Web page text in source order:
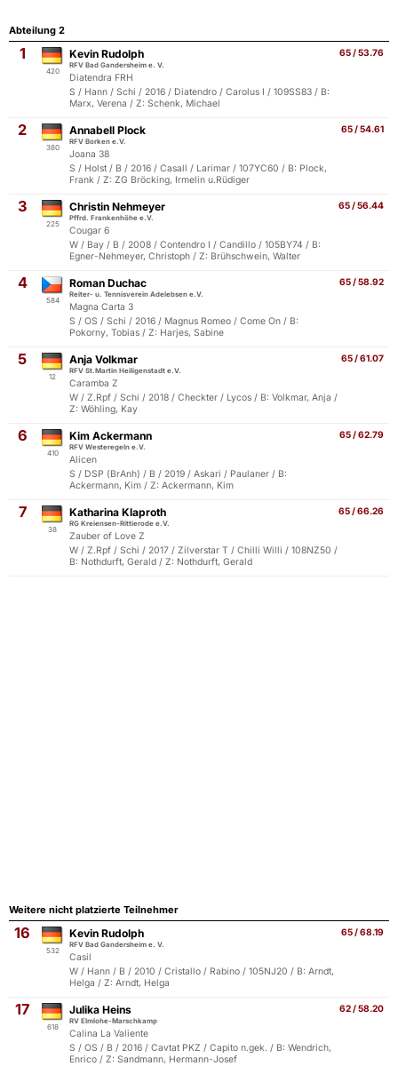
Abteilung 2
1
420
65 / 53.76
Kevin Rudolph
RFV Bad Gandersheim e. V.
Diatendra FRH
S / Hann / Schi / 2016 / Diatendro / Carolus I / 109SS83 / B:
Marx, Verena / Z: Schenk, Michael
2
380
65 / 54.61
Annabell Plock
RFV Borken e.V.
Joana 38
S / Holst / B / 2016 / Casall / Larimar / 107YC60 / B: Plock,
Frank / Z: ZG Bröcking, Irmelin u.Rüdiger
3
225
65 / 56.44
Christin Nehmeyer
Pffrd. Frankenhöhe e.V.
Cougar 6
W / Bay / B / 2008 / Contendro I / Candillo / 105BY74 / B:
Egner-Nehmeyer, Christoph / Z: Brühschwein, Walter
4
584
65 / 58.92
Roman Duchac
Reiter- u. Tennisverein Adelebsen e.V.
Magna Carta 3
S / OS / Schi / 2016 / Magnus Romeo / Come On / B:
Pokorny, Tobias / Z: Harjes, Sabine
5
12
65 / 61.07
Anja Volkmar
RFV St.Martin Heiligenstadt e.V.
Caramba Z
W / Z.Rpf / Schi / 2018 / Checkter / Lycos / B: Volkmar, Anja /
Z: Wöhling, Kay
6
410
65 / 62.79
Kim Ackermann
RFV Westeregeln e.V.
Alicen
S / DSP (BrAnh) / B / 2019 / Askari / Paulaner / B:
Ackermann, Kim / Z: Ackermann, Kim
7
38
65 / 66.26
Katharina Klaproth
RG Kreiensen-Rittierode e.V.
Zauber of Love Z
W / Z.Rpf / Schi / 2017 / Zilverstar T / Chilli Willi / 108NZ50 /
B: Nothdurft, Gerald / Z: Nothdurft, Gerald
Weitere nicht platzierte Teilnehmer
16
532
65 / 68.19
Kevin Rudolph
RFV Bad Gandersheim e. V.
Casil
W / Hann / B / 2010 / Cristallo / Rabino / 105NJ20 / B: Arndt,
Helga / Z: Arndt, Helga
17
618
62 / 58.20
Julika Heins
RV Elmlohe-Marschkamp
Calina La Valiente
S / OS / B / 2016 / Cavtat PKZ / Capito n.gek. / B: Wendrich,
Enrico / Z: Sandmann, Hermann-Josef